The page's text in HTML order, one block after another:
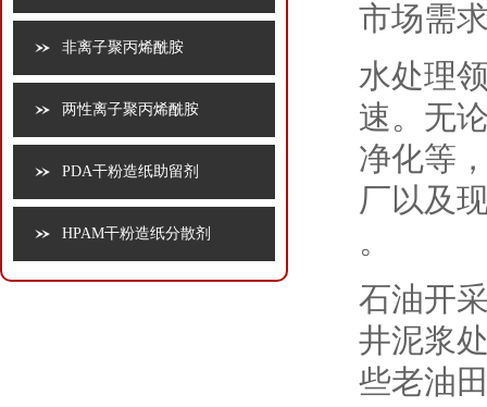
非离子聚丙烯酰胺
两性离子聚丙烯酰胺
PDA干粉造纸助留剂
HPAM干粉造纸分散剂
市场需
水处理
速。无
净化等
厂以及
。
石油开
井泥浆
些老油